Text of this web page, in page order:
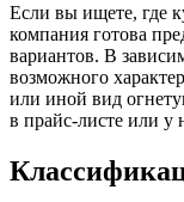
Если вы ищете, где
компания готова
вариантов. В
возможного
или иной вид
в прайс-листе или у